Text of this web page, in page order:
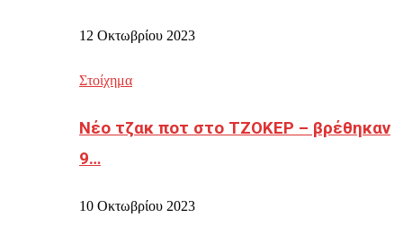
12 Οκτωβρίου 2023
Στοίχημα
Νέο τζακ ποτ στο ΤΖΟΚΕΡ – βρέθηκαν
9…
10 Οκτωβρίου 2023